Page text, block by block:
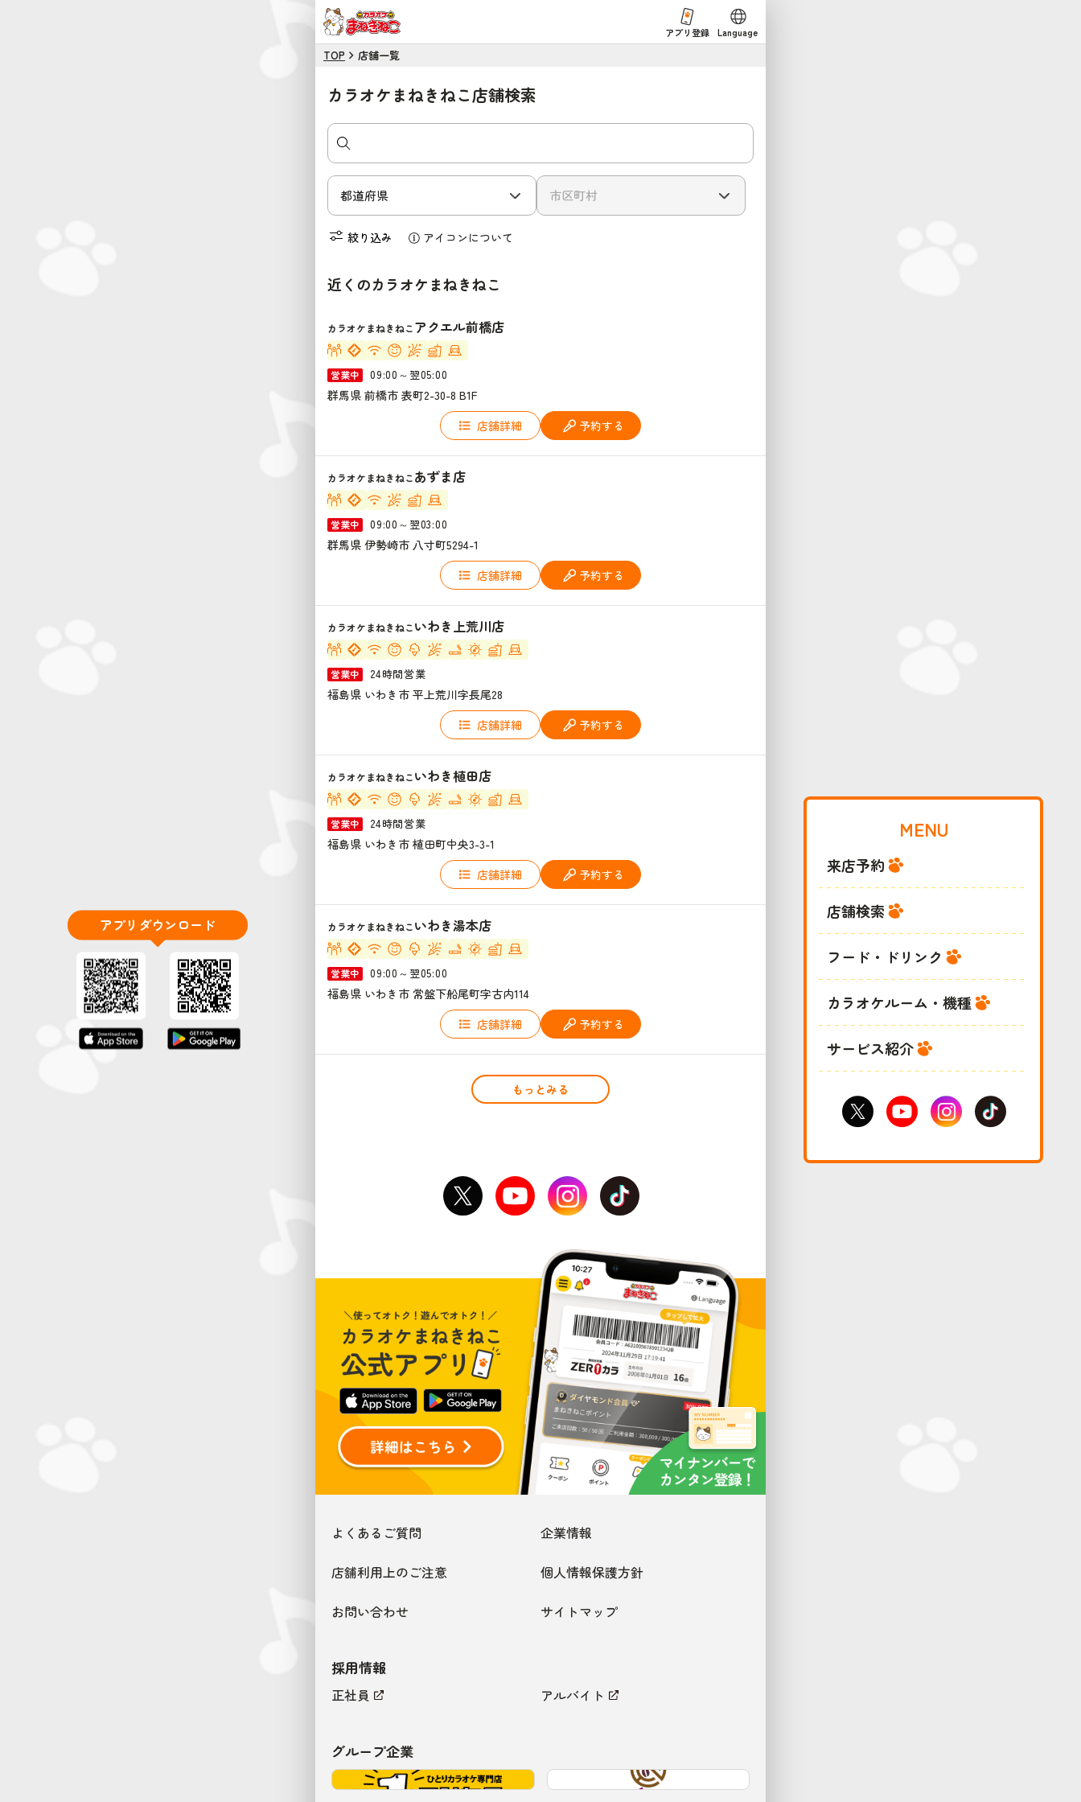
アプリ登録 Language
アプリダウンロード
MENU
来店予約
店舗検索
フード・ドリンク
カラオケルーム・機種
サービス紹介
TOP 店舗一覧
カラオケまねきねこ店舗検索
絞り込み アイコンについて
近くのカラオケまねきねこ
カラオケまねきねこアクエル前橋店
営業中 09:00～翌05:00
群馬県 前橋市 表町2-30-8 B1F
店舗詳細
予約する
カラオケまねきねこあずま店
営業中 09:00～翌03:00
群馬県 伊勢崎市 八寸町5294-1
店舗詳細
予約する
カラオケまねきねこいわき上荒川店
営業中 24時間営業
福島県 いわき市 平上荒川字長尾28
店舗詳細
予約する
カラオケまねきねこいわき植田店
営業中 24時間営業
福島県 いわき市 植田町中央3-3-1
店舗詳細
予約する
カラオケまねきねこいわき湯本店
営業中 09:00～翌05:00
福島県 いわき市 常盤下船尾町字古内114
店舗詳細
予約する
もっとみる
よくあるご質問 企業情報
店舗利用上のご注意 個人情報保護方針
お問い合わせ サイトマップ
採用情報
正社員 アルバイト
グループ企業